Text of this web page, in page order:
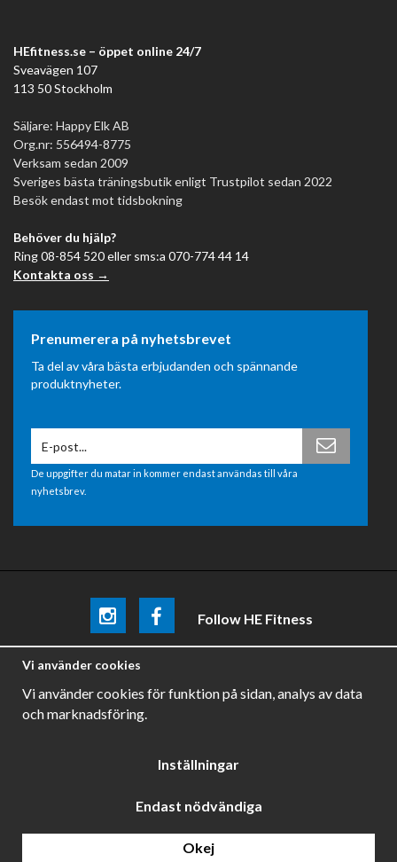
HEfitness.se – öppet online 24/7
Sveavägen 107
113 50 Stockholm
Säljare: Happy Elk AB
Org.nr: 556494-8775
Verksam sedan 2009
Sveriges bästa träningsbutik enligt Trustpilot sedan 2022
Besök endast mot tidsbokning
Behöver du hjälp?
Ring 08-854 520 eller sms:a 070-774 44 14
Kontakta oss →
Prenumerera på nyhetsbrevet
Ta del av våra bästa erbjudanden och spännande
produktnyheter.
De uppgifter du matar in kommer endast användas till våra
nyhetsbrev.
Follow HE Fitness
Be the firstto know aboutpromotions, news and training
Vi använder cookies
Vi använder cookies för funktion på sidan, analys av data
och marknadsföring.
Inställningar
Endast nödvändiga
Okej